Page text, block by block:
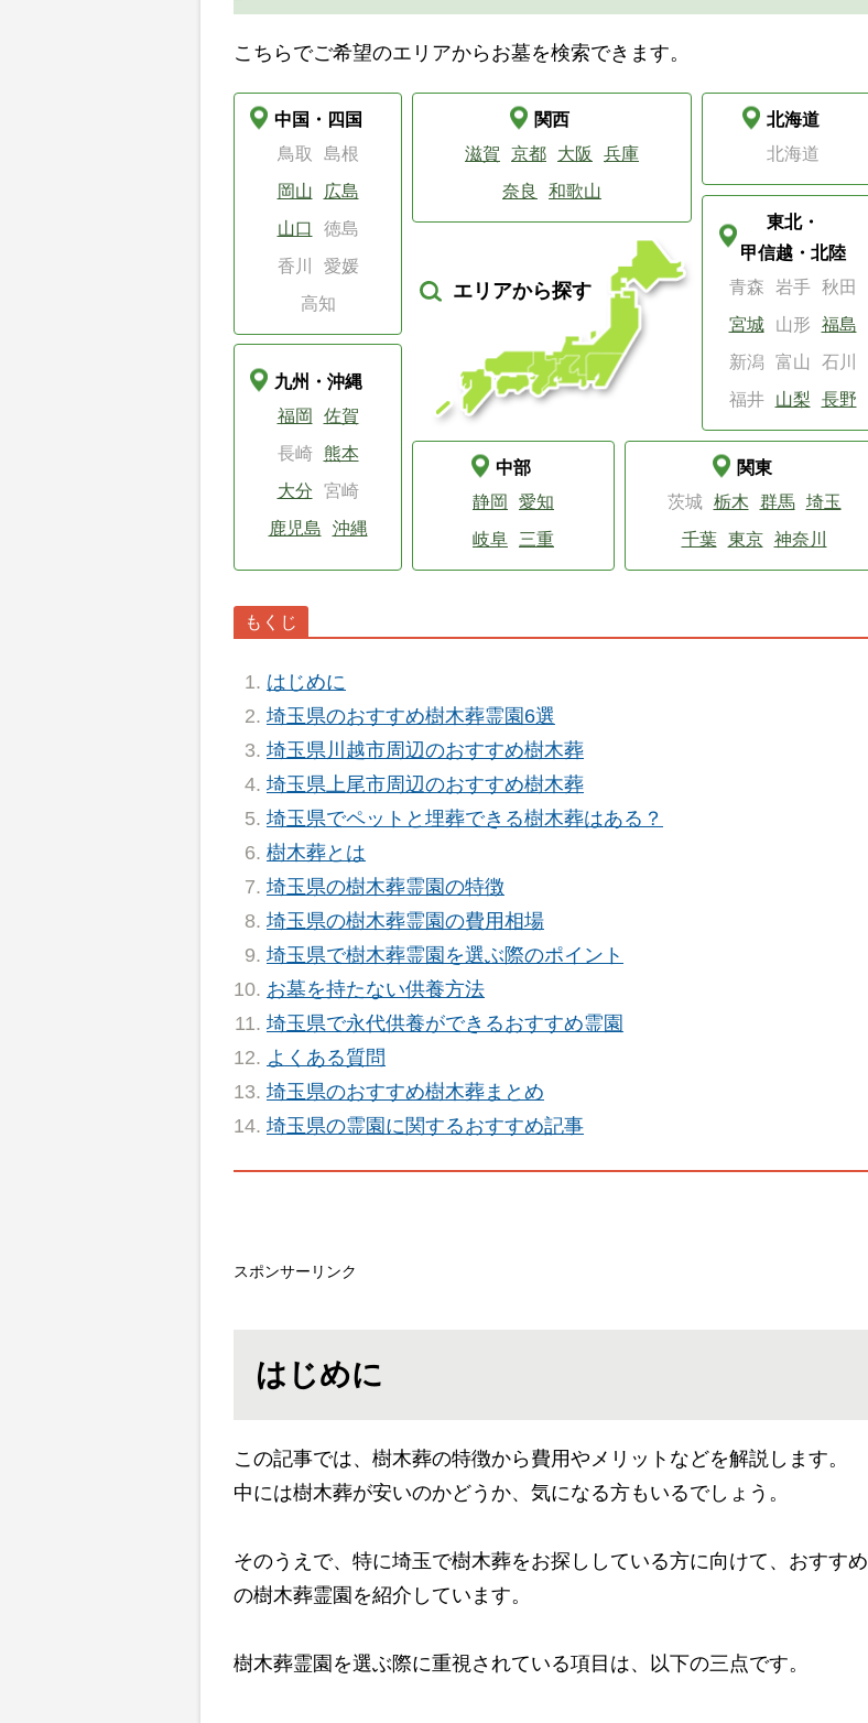
こちらでご希望のエリアからお墓を検索できます。
エリアから探す
北海道
北海道
東北・
甲信越・北陸
青森
岩手
秋田
宮城
山形
福島
新潟
富山
石川
福井
山梨 長野
関東
茨城
栃木 群馬
埼玉
千葉
東京 神奈川
中部
静岡
愛知
岐阜
三重
関西
滋賀
京都 大阪
兵庫
奈良
和歌山
中国・四国
鳥取
島根
岡山
広島
山口
徳島
香川
愛媛
高知
九州・沖縄
福岡
佐賀
長崎
熊本
大分
宮崎
鹿児島
沖縄
はじめに
埼玉県のおすすめ樹木葬霊園6選
埼玉県川越市周辺のおすすめ樹木葬
埼玉県上尾市周辺のおすすめ樹木葬
埼玉県でペットと埋葬できる樹木葬はある？
樹木葬とは
埼玉県の樹木葬霊園の特徴
埼玉県の樹木葬霊園の費用相場
埼玉県で樹木葬霊園を選ぶ際のポイント
お墓を持たない供養方法
埼玉県で永代供養ができるおすすめ霊園
よくある質問
埼玉県のおすすめ樹木葬まとめ
埼玉県の霊園に関するおすすめ記事
スポンサーリンク
はじめに
この記事では、樹木葬の特徴から費用やメリットなどを解説します。
中には樹木葬が安いのかどうか、気になる方もいるでしょう。
そのうえで、特に埼玉で樹木葬をお探ししている方に向けて、おすすめ
の樹木葬霊園を紹介しています。
樹木葬霊園を選ぶ際に重視されている項目は、以下の三点です。